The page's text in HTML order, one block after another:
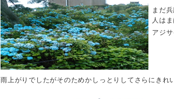
まだ
人は
アジ
雨上がりでしたがそのためかしっとりしてさらにきれ